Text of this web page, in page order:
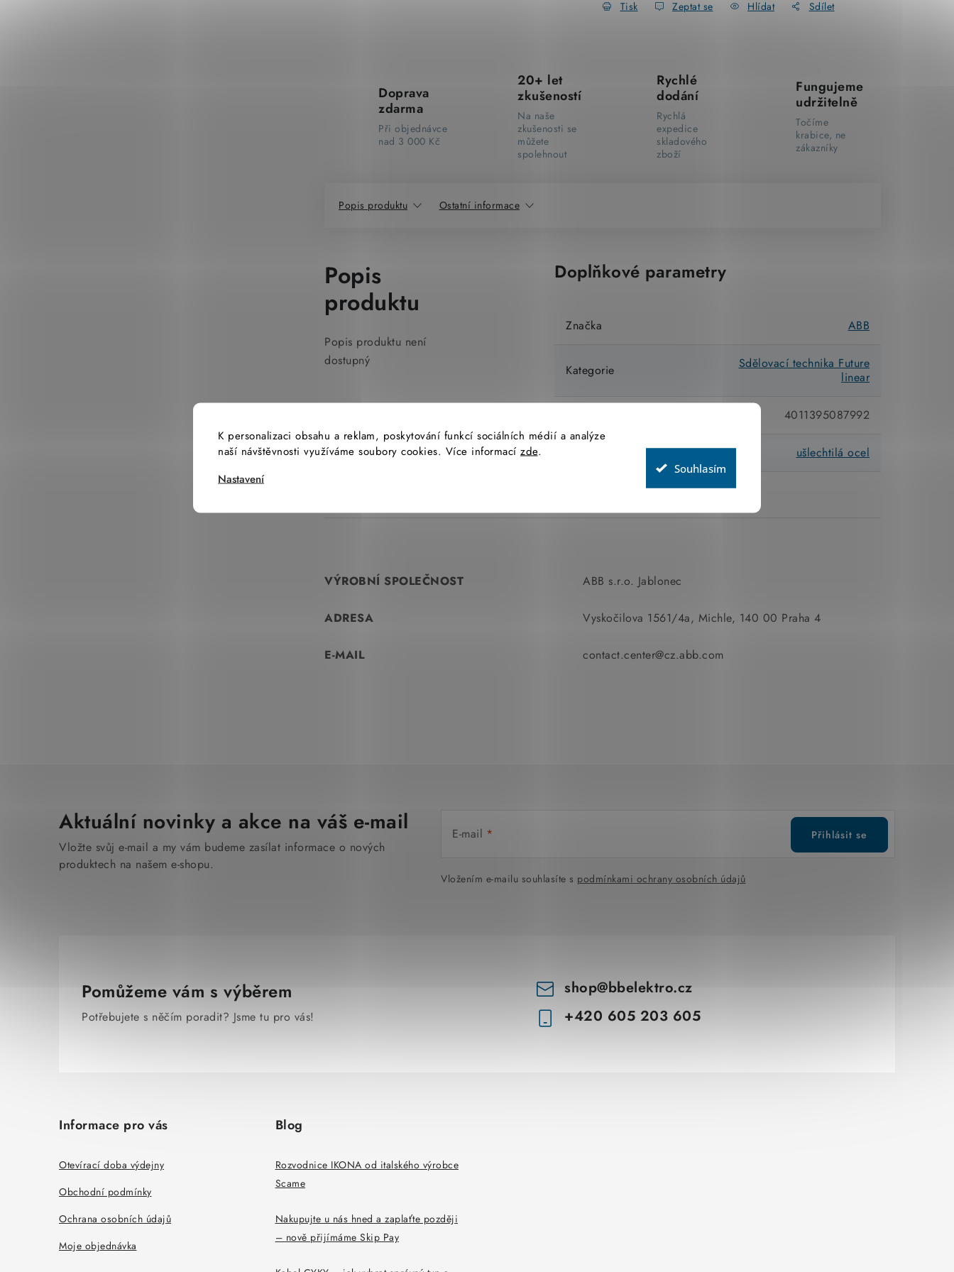
K personalizaci obsahu a reklam, poskytování funkcí sociálních médií a analýze
naší návštěvnosti využíváme soubory cookies. Více informací zde.
Nastavení
Souhlasím
Tisk Zeptat se Hlídat Sdílet
Doprava
zdarma
Při objednávce
nad 3 000 Kč
20+ let
zkušeností
Na naše
zkušenosti se
můžete
spolehnout
Rychlé
dodání
Rychlá
expedice
skladového
zboží
Fungujeme
udržitelně
Točíme
krabice, ne
zákazníky
Popis produktu Ostatní informace
Popis
produktu
Popis produktu není
dostupný
Doplňkové parametry
Značka ABB
Kategorie
Sdělovací technika Future
linear
4011395087992
ušlechtilá ocel
VÝROBNÍ SPOLEČNOST ABB s.r.o. Jablonec
ADRESA Vyskočilova 1561/4a, Michle, 140 00 Praha 4
E-MAIL contact.center@cz.abb.com
Aktuální novinky a akce na váš e-mail
Vložte svůj e-mail a my vám budeme zasílat informace o nových
produktech na našem e-shopu.
E-mail
Vložením e-mailu souhlasíte s podmínkami ochrany osobních údajů
Přihlásit se
Pomůžeme vám s výběrem
Potřebujete s něčím poradit? Jsme tu pro vás!
shop@bbelektro.cz
+420 605 203 605
Informace pro vás
Otevírací doba výdejny
Obchodní podmínky
Ochrana osobních údajů
Moje objednávka
Blog
Rozvodnice IKONA od italského výrobce
Scame
Nakupujte u nás hned a zaplaťte později
– nově přijímáme Skip Pay